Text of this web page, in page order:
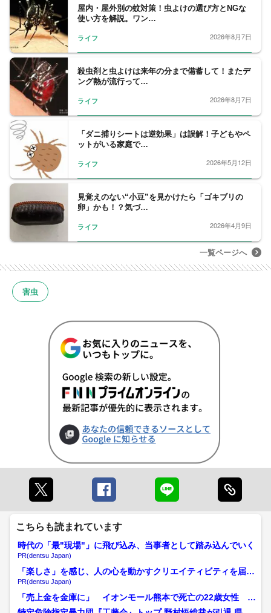
話し、講演やメディアにも出演。著書に『き
らいになれない害虫図鑑』（幻冬舎）。
屋内・屋外別の蚊対策！虫よけの選び方とNGな
使い方を解説。ワン…
ライフ 2026年8月7日
殺虫剤と虫よけは来年の分まで備蓄して！またデ
ング熱が流行って…
ライフ 2026年8月7日
「ダニ捕りシートは逆効果」は誤解！子どもやペ
ットがいる家庭で…
ライフ 2026年5月12日
見覚えのない“小豆”を見かけたら「ゴキブリの
卵」かも！？気づ…
ライフ 2026年4月9日
一覧ページへ
害虫
こちらも読まれています
時代の「最"現場"」に飛び込み、当事者として踏み込んでいく
PR(dentsu Japan)
「楽しさ」を感じ、人の心を動かすクリエイティビティを届け
る
PR(dentsu Japan)
「売上金を金庫に」 イオンモール熊本で死亡の22歳女性 勤
務店運営会社の指示受け...